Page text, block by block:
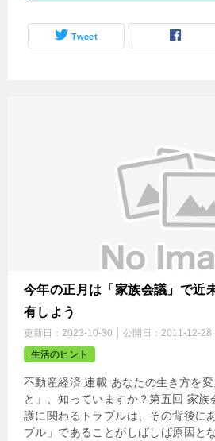
Tweet
今年の正月は「家族会議」で近
有しよう
更新日： 2023-10-30 公開日： 2011-12-28
生活のヒント
不動産経済 連載 あなたの生き方を
と」、知っていますか？第五回 家族
護に関わるトラブルは、その背後に
ブル」であることがしばしば原因と